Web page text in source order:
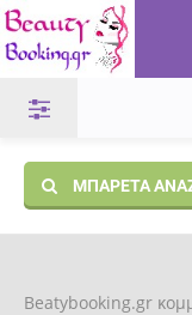
ΜΠΑΡΈΤΑ
Beatybooking.gr